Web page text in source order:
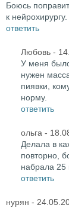
Боюсь
к нейрохирургу.
ответить
Любовь -
У меня
нужен
пиявки,
норму.
ответить
ольга -
Делала в
повторно,
набрала 25
ответить
нурян -